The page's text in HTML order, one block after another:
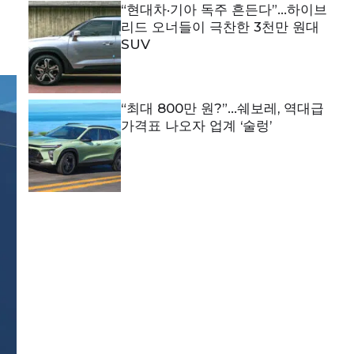
“현대차·기아 독주 흔든다”…하이브
리드 오너들이 극찬한 3천만 원대
SUV
“최대 800만 원?”…쉐보레, 역대급
가격표 나오자 업계 ‘술렁’